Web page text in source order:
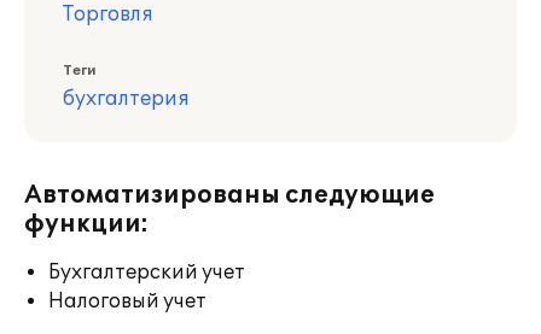
Торговля
Теги
бухгалтерия
Автоматизированы следующие
функции:
Бухгалтерский учет
Налоговый учет